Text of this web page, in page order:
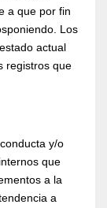
a que por fin
Los
actual
registros que
y/o
que
a la
a